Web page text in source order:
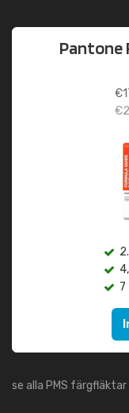
Pantone
€
€
7
se alla PMS färgfläktar